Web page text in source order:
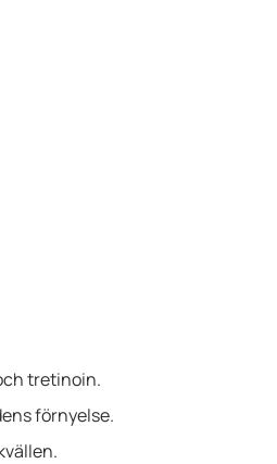
tretinoin.
förnyelse.